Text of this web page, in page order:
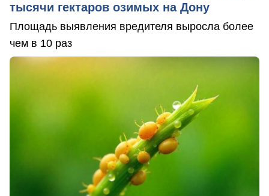
тысячи гектаров озимых на Дону
Площадь выявления вредителя выросла более
чем в 10 раз